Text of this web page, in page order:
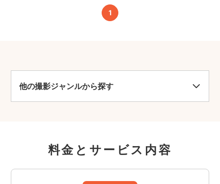
1
他の撮影ジャンルから探す
料金とサービス内容